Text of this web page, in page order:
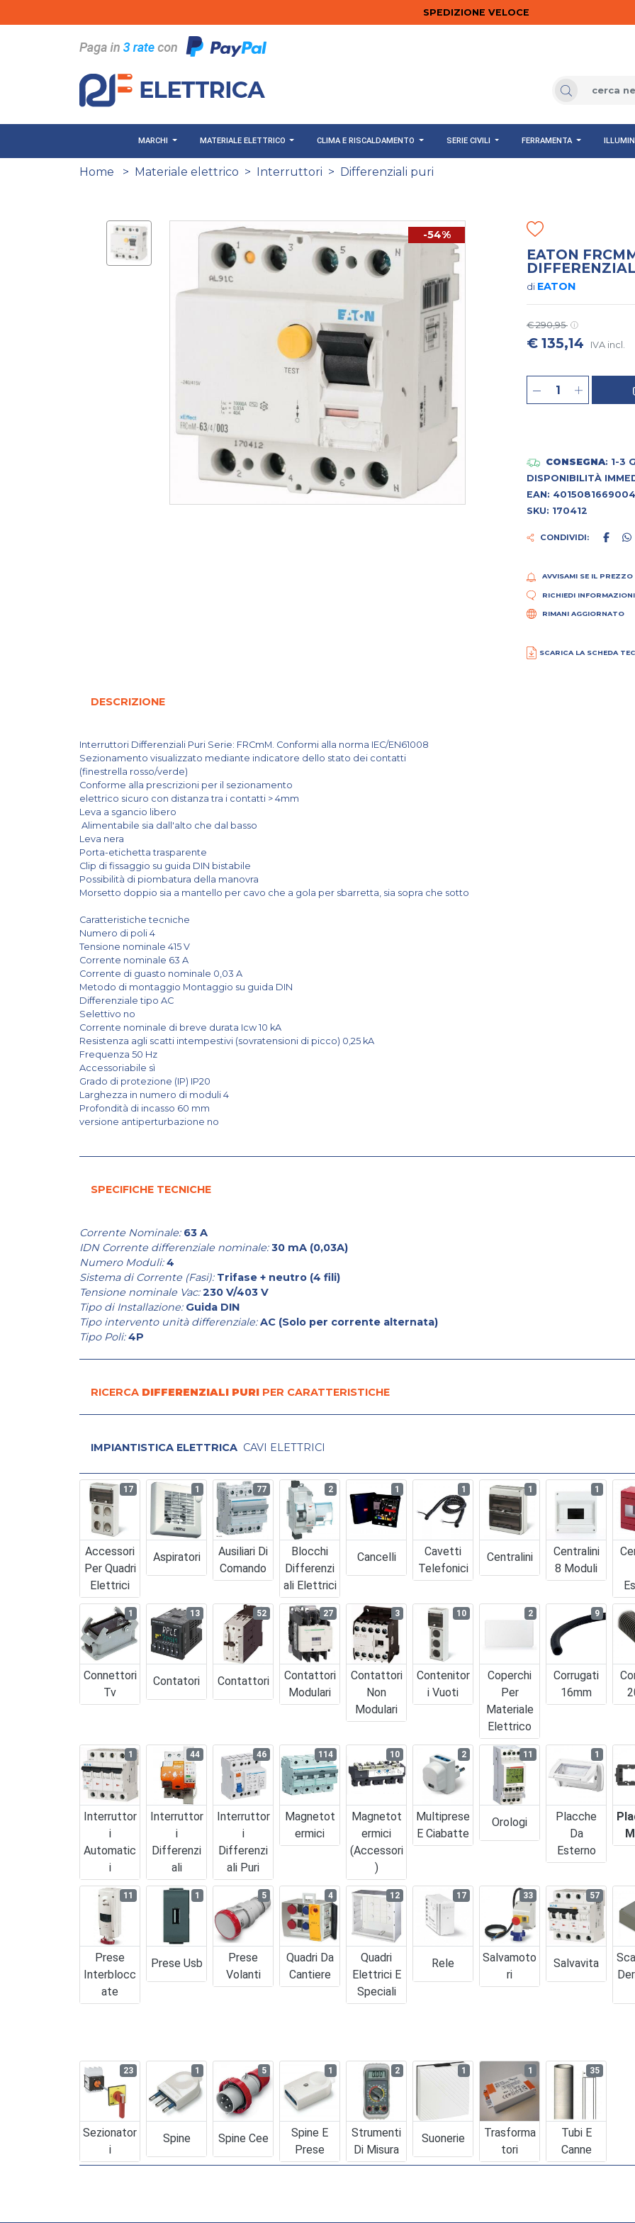
SPEDIZIONE VELOCE
MARCHI MATERIALE ELETTRICO CLIMA E RISCALDAMENTO SERIE CIVILI FERRAMENTA
Home > Materiale elettrico > Interruttori > Differenziali puri
-54%
EATON
di EATON
€ 290,95
€ 135,14 IVA incl.
CONSEGNA: 1-3
DISPONIBILITÀ
EAN: 4015081669004
SKU: 170412
CONDIVIDI:
AVVISAMI SE IL PREZZO
RICHIEDI INFORMAZIONI
RIMANI AGGIORNATO
SCARICA LA SCHEDA
DESCRIZIONE
Interruttori Differenziali Puri Serie: FRCmM. Conformi alla norma IEC/EN61008
Sezionamento visualizzato mediante indicatore dello stato dei contatti
(finestrella rosso/verde)
Conforme alla prescrizioni per il sezionamento
elettrico sicuro con distanza tra i contatti > 4mm
Leva a sgancio libero
Alimentabile sia dall'alto che dal basso
Leva nera
Porta-etichetta trasparente
Clip di fissaggio su guida DIN bistabile
Possibilità di piombatura della manovra
Morsetto doppio sia a mantello per cavo che a gola per sbarretta, sia sopra che sotto
Caratteristiche tecniche
Numero di poli 4
Tensione nominale 415 V
Corrente nominale 63 A
Corrente di guasto nominale 0,03 A
Metodo di montaggio Montaggio su guida DIN
Differenziale tipo AC
Selettivo no
Corrente nominale di breve durata Icw 10 kA
Resistenza agli scatti intempestivi (sovratensioni di picco) 0,25 kA
Frequenza 50 Hz
Accessoriabile sì
Grado di protezione (IP) IP20
Larghezza in numero di moduli 4
Profondità di incasso 60 mm
versione antiperturbazione no
SPECIFICHE TECNICHE
Corrente Nominale: 63 A
IDN Corrente differenziale nominale: 30 mA (0,03A)
Numero Moduli: 4
Sistema di Corrente (Fasi): Trifase + neutro (4 fili)
Tensione nominale Vac: 230 V/403 V
Tipo di Installazione: Guida DIN
Tipo intervento unità differenziale: AC (Solo per corrente alternata)
Tipo Poli: 4P
RICERCA DIFFERENZIALI PURI PER CARATTERISTICHE
IMPIANTISTICA ELETTRICA CAVI ELETTRICI
Accessori
Per Quadri
Elettrici
17
Aspiratori
1
Ausiliari Di
Comando
77
Blocchi
Differenzi
Ali Elettrici
2
Cancelli
1
Cavetti
Telefonici
1
Centralini
1
Centralini
8 Moduli
1
Connettori
Tv
1
Contatori
13
Contattori
52
Contattori
Modulari
27
Contattori
Non
Modulari
3
Contenitor
I Vuoti
10
Coperchi
Per
Materiale
Elettrico
2
Corrugati
16mm
9
Interruttor
I
Automatic
I
1
Interruttor
I
Differenzi
Ali
44
Interruttor
I
Differenzi
Ali Puri
46
Magnetot
Ermici
114
Magnetot
Ermici
(accessori
)
10
Multiprese
E Ciabatte
2
Orologi
11
Placche
Da
Esterno
1
Prese
Interblocc
Ate
11
Prese Usb
1
Prese
Volanti
5
Quadri Da
Cantiere
4
Quadri
Elettrici E
Speciali
12
Rele
17
Salvamoto
Ri
33
Salvavita
57
Sezionator
I
23
Spine
1
Spine Cee
5
Spine E
Prese
1
Strumenti
Di Misura
2
Suonerie
1
Trasforma
Tori
1
Tubi E
Canne
35